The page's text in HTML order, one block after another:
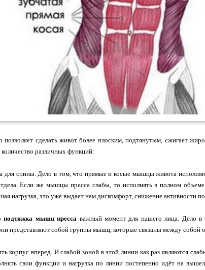
сделать живот более плоским, подтянутым, сжигает
различных функций:
для спины. Дело в том, что прямые и косые мышцы живота
Если же мышцы пресса слабы, то исполнять в полном
нагрузка, это уже выдает нам дискомфорт, снижение активности
подтяжка мышц пресса важный момент для нашего лица. Дело
представляют собой группы мышц, которые связаны между собой
корпус вперед. И слабой зоной в этой линии как раз являются
свои функции и нагрузка по линии постепенно идёт на